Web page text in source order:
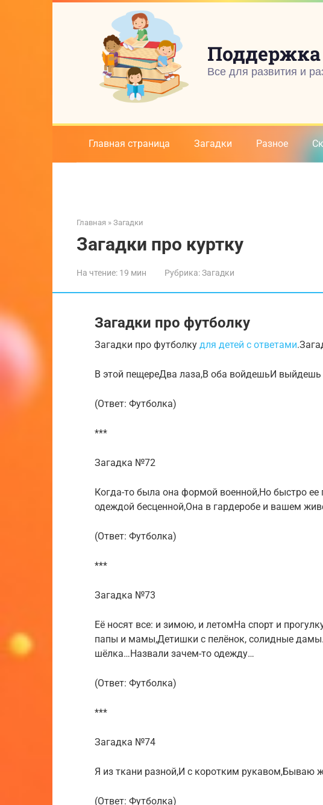
Все для развития и
Главная страница Загадки Разное
Главная » Загадки
Загадки про куртку
На чтение: 19 мин Рубрика:Загадки
Загадки про футболку
Загадки про футболку для детей с ответами
В этой пещереДва лаза,В оба войдешьИ выйдешь
(Ответ: Футболка)
***
Загадка №72
Когда-то была она формой военной,Но быстро ее
одеждой бесценной,Она в гардеробе и вашем
(Ответ: Футболка)
***
Загадка №73
Её носят все: и зимою, и летомНа спорт и
папы и мамы,Детишки с пелёнок, солидные
шёлка…Назвали зачем-то одежду…
(Ответ: Футболка)
***
Загадка №74
Я из ткани разной,И с коротким рукавом,Бываю
(Ответ: Футболка)